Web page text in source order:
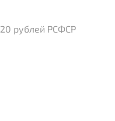
20 рублей РСФСР